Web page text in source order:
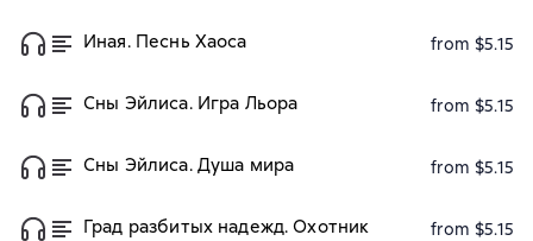
Иная. Песнь Хаоса from $5.15
Сны Эйлиса. Игра Льора from $5.15
Сны Эйлиса. Душа мира from $5.15
Град разбитых надежд. Охотник from $5.15